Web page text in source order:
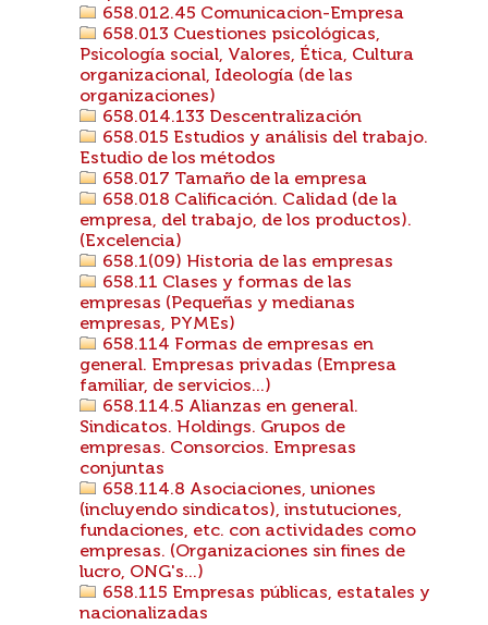
658.012.45 Comunicacion-Empresa
658.013 Cuestiones psicológicas,
Psicología social, Valores, Ética, Cultura
organizacional, Ideología (de las
organizaciones)
658.014.133 Descentralización
658.015 Estudios y análisis del trabajo.
Estudio de los métodos
658.017 Tamaño de la empresa
658.018 Calificación. Calidad (de la
empresa, del trabajo, de los productos).
(Excelencia)
658.1(09) Historia de las empresas
658.11 Clases y formas de las
empresas (Pequeñas y medianas
empresas, PYMEs)
658.114 Formas de empresas en
general. Empresas privadas (Empresa
familiar, de servicios...)
658.114.5 Alianzas en general.
Sindicatos. Holdings. Grupos de
empresas. Consorcios. Empresas
conjuntas
658.114.8 Asociaciones, uniones
(incluyendo sindicatos), instutuciones,
fundaciones, etc. con actividades como
empresas. (Organizaciones sin fines de
lucro, ONG's...)
658.115 Empresas públicas, estatales y
nacionalizadas